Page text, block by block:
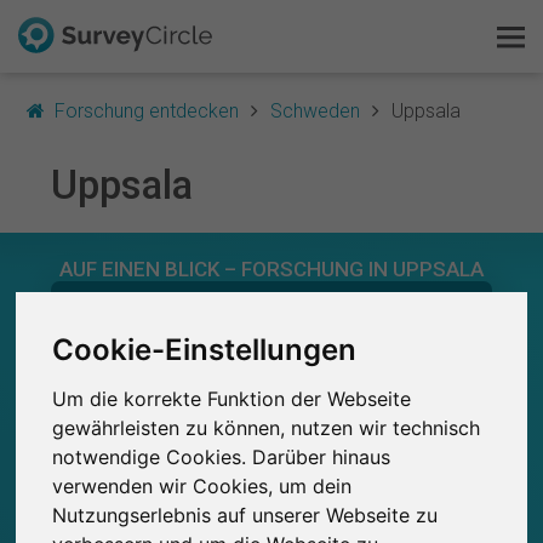
Cookie-Einstellungen
Um die korrekte Funktion der Webseite
gewährleisten zu können, nutzen wir technisch
notwendige Cookies. Darüber hinaus
verwenden wir Cookies, um dein
Nutzungserlebnis auf unserer Webseite zu
Forschung entdecken Schweden Uppsala
Uppsala
AUF EINEN BLICK – FORSCHUNG IN UPPSALA
0
Bisher bei SurveyCircle veröffentlichte
Studien
0
Aktuell bei SurveyCircle veröffentlichte
Studien
0
Studienteilnahmen
Survey Ranking
Forschung entdecken
FAQ
Kostenlos registrieren
Anmelden